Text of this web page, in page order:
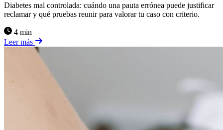
Diabetes mal controlada: cuándo una pauta errónea puede justificar
reclamar y qué pruebas reunir para valorar tu caso con criterio.
4 min
Leer más